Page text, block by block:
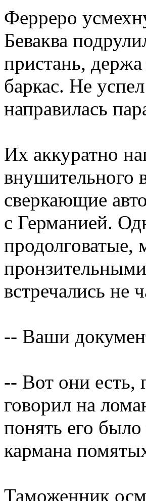
Ферреро
Беваква
пристань,
баркас. Не
направилась
Их аккуратно
внушительного
сверкающие
с Германией.
встречались не
-- Ваши
-- Вот они
говорил на
понять его
кармана
Таможенник